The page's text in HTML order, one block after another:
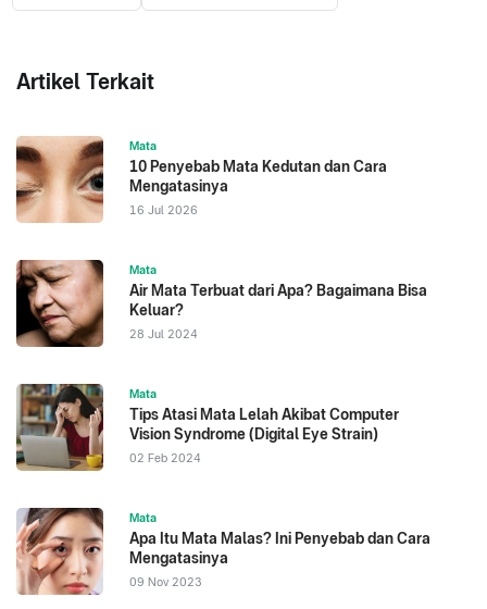
Artikel Terkait
Mata
10 Penyebab Mata Kedutan dan Cara
Mengatasinya
16 Jul 2026
Mata
Air Mata Terbuat dari Apa? Bagaimana Bisa
Keluar?
28 Jul 2024
Mata
Tips Atasi Mata Lelah Akibat Computer
Vision Syndrome (Digital Eye Strain)
02 Feb 2024
Mata
Apa Itu Mata Malas? Ini Penyebab dan Cara
Mengatasinya
09 Nov 2023